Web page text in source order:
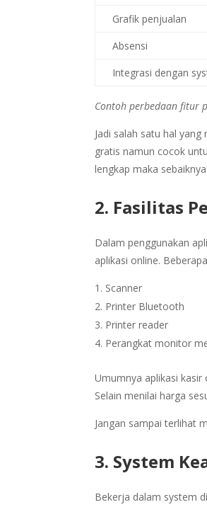
Grafik penjualan
Absensi
Integrasi dengan
Contoh perbedaan fitur
Jadi salah satu hal
gratis namun cocok
lengkap maka
2. Fasilitas
Dalam penggunakan
aplikasi online.
Scanner
Printer Bluetooth
Printer reader
Perangkat monitor
Umumnya aplikasi
Selain menilai harga
Jangan sampai terlihat
3. System
Bekerja dalam system